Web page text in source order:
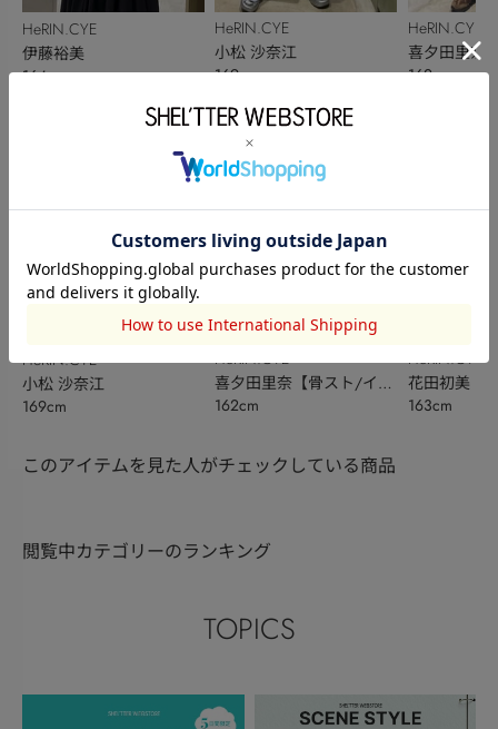
HeRIN.CYE
伊藤裕美
164cm
HeRIN.CYE
小松 沙奈江
169cm
HeRIN.CYE
小松 沙奈江
169cm
HeRIN.CYE
喜夕田里奈【骨スト/イエ
ベ秋】
162cm
HeRIN.CYE
喜夕田里奈
ベ秋】
162cm
HeRIN.CYE
花田初美
163cm
このアイテムを見た人がチェックしている商品
閲覧中カテゴリーのランキング
TOPICS